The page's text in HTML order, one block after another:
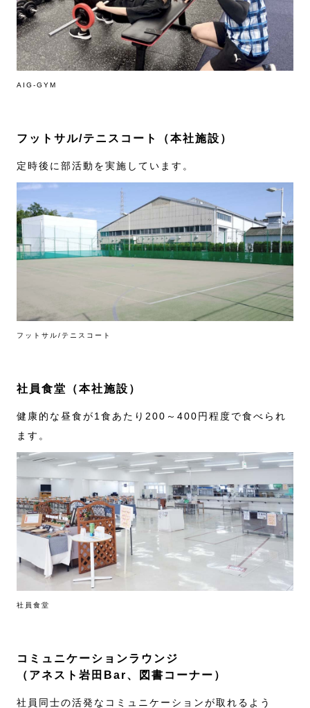
AIG-GYM
フットサル/テニスコート（本社施設）
定時後に部活動を実施しています。
フットサル/テニスコート
社員食堂（本社施設）
健康的な昼食が1食あたり200～400円程度で食べられ
ます。
社員食堂
コミュニケーションラウンジ
（アネスト岩田Bar、図書コーナー）
社員同士の活発なコミュニケーションが取れるよう